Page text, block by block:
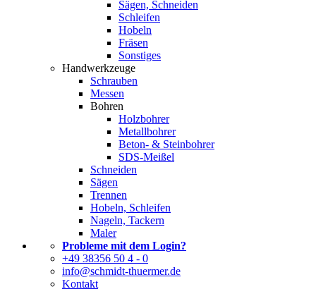
Sägen, Schneiden
Schleifen
Hobeln
Fräsen
Sonstiges
Handwerkzeuge
Schrauben
Messen
Bohren
Holzbohrer
Metallbohrer
Beton- & Steinbohrer
SDS-Meißel
Schneiden
Sägen
Trennen
Hobeln, Schleifen
Nageln, Tackern
Maler
Probleme mit dem Login?
+49 38356 50 4 - 0
info@schmidt-thuermer.de
Kontakt